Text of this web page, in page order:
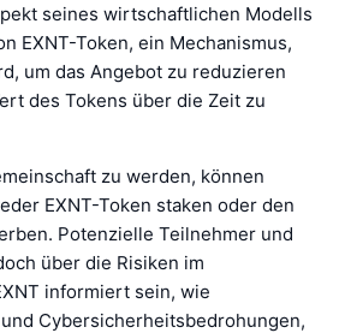
seines wirtschaftlichen Modells
EXNT-Token, ein Mechanismus,
um das Angebot zu reduzieren
des Tokens über die Zeit zu
zu werden, können
EXNT-Token staken oder den
Potenzielle Teilnehmer und
über die Risiken im
informiert sein, wie
Cybersicherheitsbedrohungen,